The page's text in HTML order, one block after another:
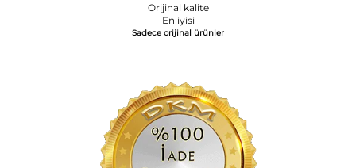
Orijinal kalite
En iyisi
Sadece orijinal ürünler